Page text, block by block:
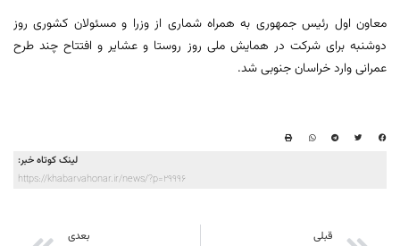
معاون اول رئیس جمهوری به همراه شماری از وزرا و مسئولان کشوری روز
دوشنبه برای شرکت در همایش ملی روز روستا و عشایر و افتتاح چند طرح
عمرانی وارد خراسان جنوبی شد.
لینک کوتاه خبر:
https://khabarvahonar.ir/news/?p=29996
قبلی بعدی